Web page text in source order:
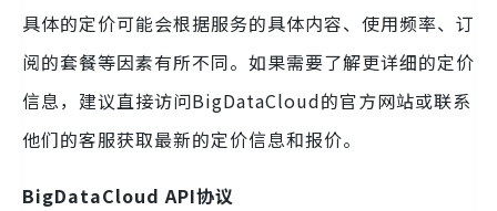
具体的定价可能会根据服务的具体内容、使用频率、订
阅的套餐等因素有所不同。如果需要了解更详细的定价
信息，建议直接访问BigDataCloud的官方网站或联系
他们的客服获取最新的定价信息和报价。
BigDataCloud API协议